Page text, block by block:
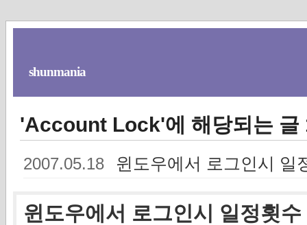
shunmania
'Account Lock'에 해당되는 글
2007.05.18 윈도우에서 로그인시 일
윈도우에서 로그인시 일정횟